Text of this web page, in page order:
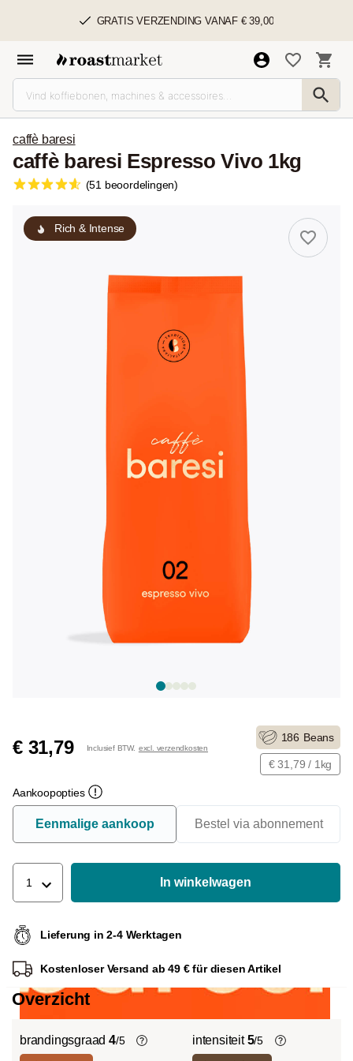
GRATIS VERZENDING VANAF € 39,00
caffè baresi
caffè baresi Espresso Vivo 1kg
(51 beoordelingen)
Rich & Intense
€ 31,79 Inclusief BTW. excl. verzendkosten
186 Beans
€ 31,79 / 1kg
Aankoopopties
Eenmalige aankoop Bestel via abonnement
1 In winkelwagen
Lieferung in 2-4 Werktagen
Kostenloser Versand ab 49 € für diesen Artikel
Overzicht
brandingsgraad 4/5 intensiteit5/5